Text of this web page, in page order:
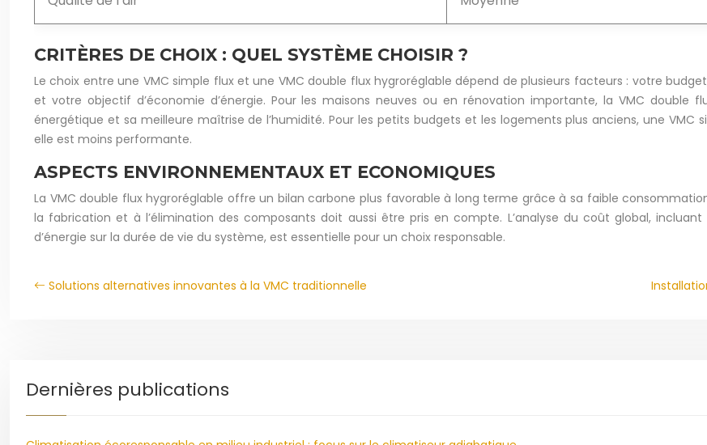
CRITÈRES DE CHOIX : QUEL SYSTÈME CHOISIR ?
Le choix entre une VMC simple flux et une VMC double flux hygroréglable dépend de plusieurs facteurs : votre
et votre objectif d’économie d’énergie. Pour les maisons neuves ou en rénovation importante, la VMC double
énergétique et sa meilleure maîtrise de l’humidité. Pour les petits budgets et les logements plus anciens, une
elle est moins performante.
ASPECTS ENVIRONNEMENTAUX ET ECONOMIQUES
La VMC double flux hygroréglable offre un bilan carbone plus favorable à long terme grâce à sa faible
la fabrication et à l’élimination des composants doit aussi être pris en compte. L’analyse du coût global,
d’énergie sur la durée de vie du système, est essentielle pour un choix responsable.
Solutions alternatives innovantes à la VMC traditionnelle
Dernières publications